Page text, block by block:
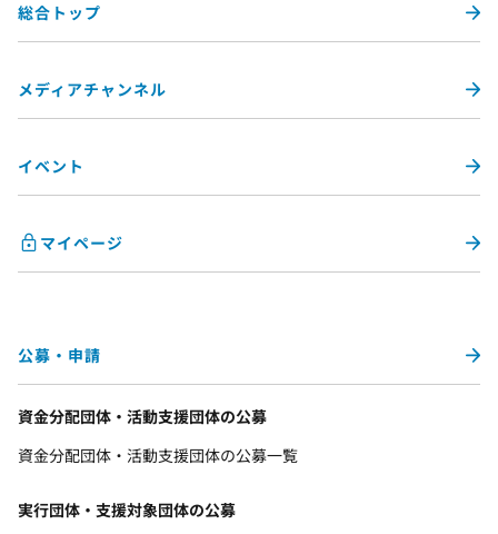
総合トップ
メディアチャンネル
イベント
マイページ
公募・申請
資金分配団体・活動支援団体の公募
資金分配団体・活動支援団体の公募一覧
実行団体・支援対象団体の公募